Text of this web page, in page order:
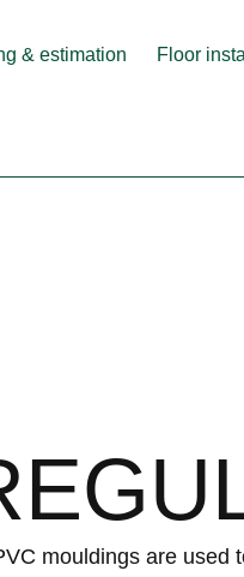
& estimation Floor
mouldings are used